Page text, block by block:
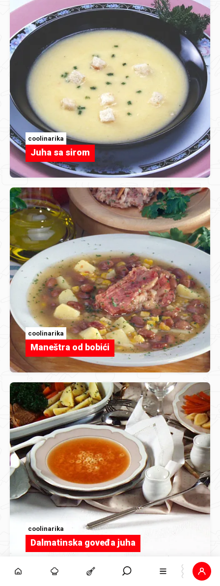
coolinarika
Juha sa sirom
coolinarika
Maneštra od bobići
coolinarika
Dalmatinska goveđa juha